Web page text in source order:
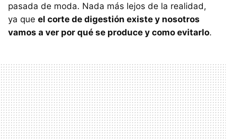
pasada de moda. Nada más lejos de la realidad,
ya que el corte de digestión existe y nosotros
vamos a ver por qué se produce y como evitarlo.